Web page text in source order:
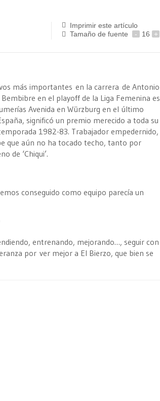
Imprimir este artículo
Tamaño de fuente
- 16 +
más importantes en la carrera de Antonio
en el playoff de la Liga Femenina es
Avenida en Würzburg en el último
significó un premio merecido a toda su
1982-83. Trabajador empedernido,
que aún no ha tocado techo, tanto por
de ‘Chiqui’.
conseguido como equipo parecía un
entrenando, mejorando…, seguir con
por ver mejor a El Bierzo, que bien se